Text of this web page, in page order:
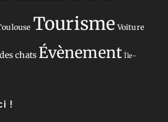
Tourisme Voiture
chats Évènement Île-
!